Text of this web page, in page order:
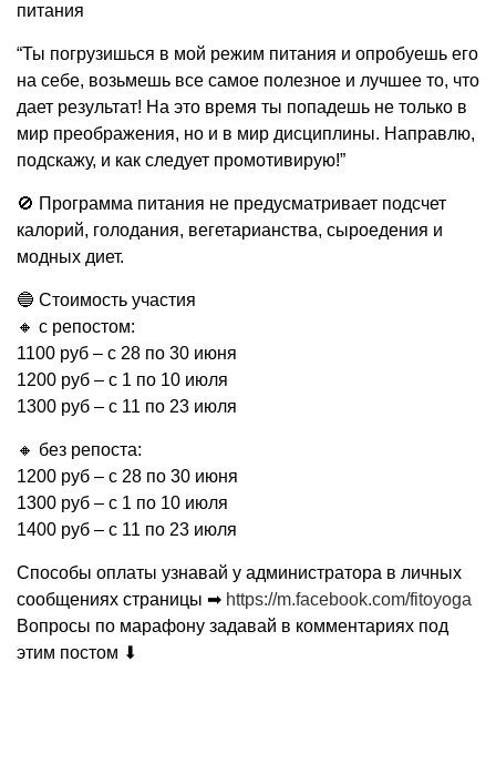
питания
“Ты погрузишься в мой режим питания и опробуешь его
на себе, возьмешь все самое полезное и лучшее то, что
дает результат! На это время ты попадешь не только в
мир преображения, но и в мир дисциплины. Направлю,
подскажу, и как следует промотивирую!”
🚫 Программа питания не предусматривает подсчет
калорий, голодания, вегетарианства, сыроедения и
модных диет.
🔵 Стоимость участия
🔸 с репостом:
1100 руб – с 28 по 30 июня
1200 руб – c 1 по 10 июля
1300 руб – c 11 по 23 июля
🔸 без репоста:
1200 руб – с 28 по 30 июня
1300 руб – c 1 по 10 июля
1400 руб – c 11 по 23 июля
Способы оплаты узнавай у администратора в личных
сообщениях страницы ➡ https://m.facebook.com/fitoyoga
Вопросы по марафону задавай в комментариях под
этим постом ⬇